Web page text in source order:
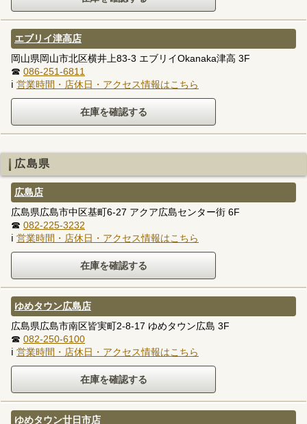
エブリイ津高店
岡山県岡山市北区横井上83-3 エブリイOkanaka津高 3F
☎ 086-251-6811
ℹ 営業時間・店休日・アクセス情報はこちら
広島県
広島店
広島県広島市中区基町6-27 アクア広島センター街 6F
☎ 082-225-3232
ℹ 営業時間・店休日・アクセス情報はこちら
ゆめタウン広島店
広島県広島市南区皆実町2-8-17 ゆめタウン広島 3F
☎ 082-250-6100
ℹ 営業時間・店休日・アクセス情報はこちら
ゆめタウン廿日市店